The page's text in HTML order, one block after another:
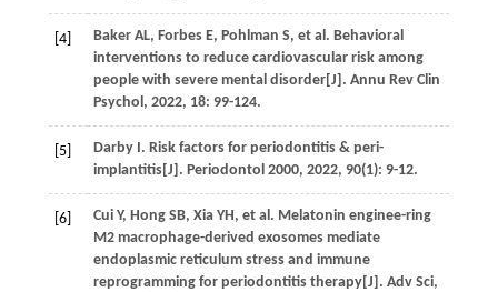
[4] Baker AL, Forbes E, Pohlman S, et al. Behavioral
interventions to reduce cardiovascular risk among
people with severe mental disorder[J]. Annu Rev Clin
Psychol, 2022, 18: 99-124.
[5] Darby I. Risk factors for periodontitis & peri-
implantitis[J]. Periodontol 2000, 2022, 90(1): 9-12.
[6] Cui Y, Hong SB, Xia YH, et al. Melatonin enginee-ring
M2 macrophage-derived exosomes mediate
endoplasmic reticulum stress and immune
reprogramming for periodontitis therapy[J]. Adv Sci,